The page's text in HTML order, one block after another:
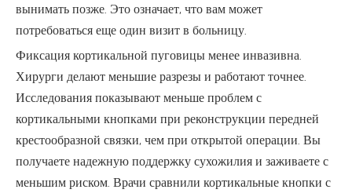
вынимать позже. Это означает, что вам может
потребоваться еще один визит в больницу.
Фиксация кортикальной пуговицы менее инвазивна.
Хирурги делают меньшие разрезы и работают точнее.
Исследования показывают меньше проблем с
кортикальными кнопками при реконструкции передней
крестообразной связки, чем при открытой операции. Вы
получаете надежную поддержку сухожилия и заживаете с
меньшим риском. Врачи сравнили кортикальные кнопки с